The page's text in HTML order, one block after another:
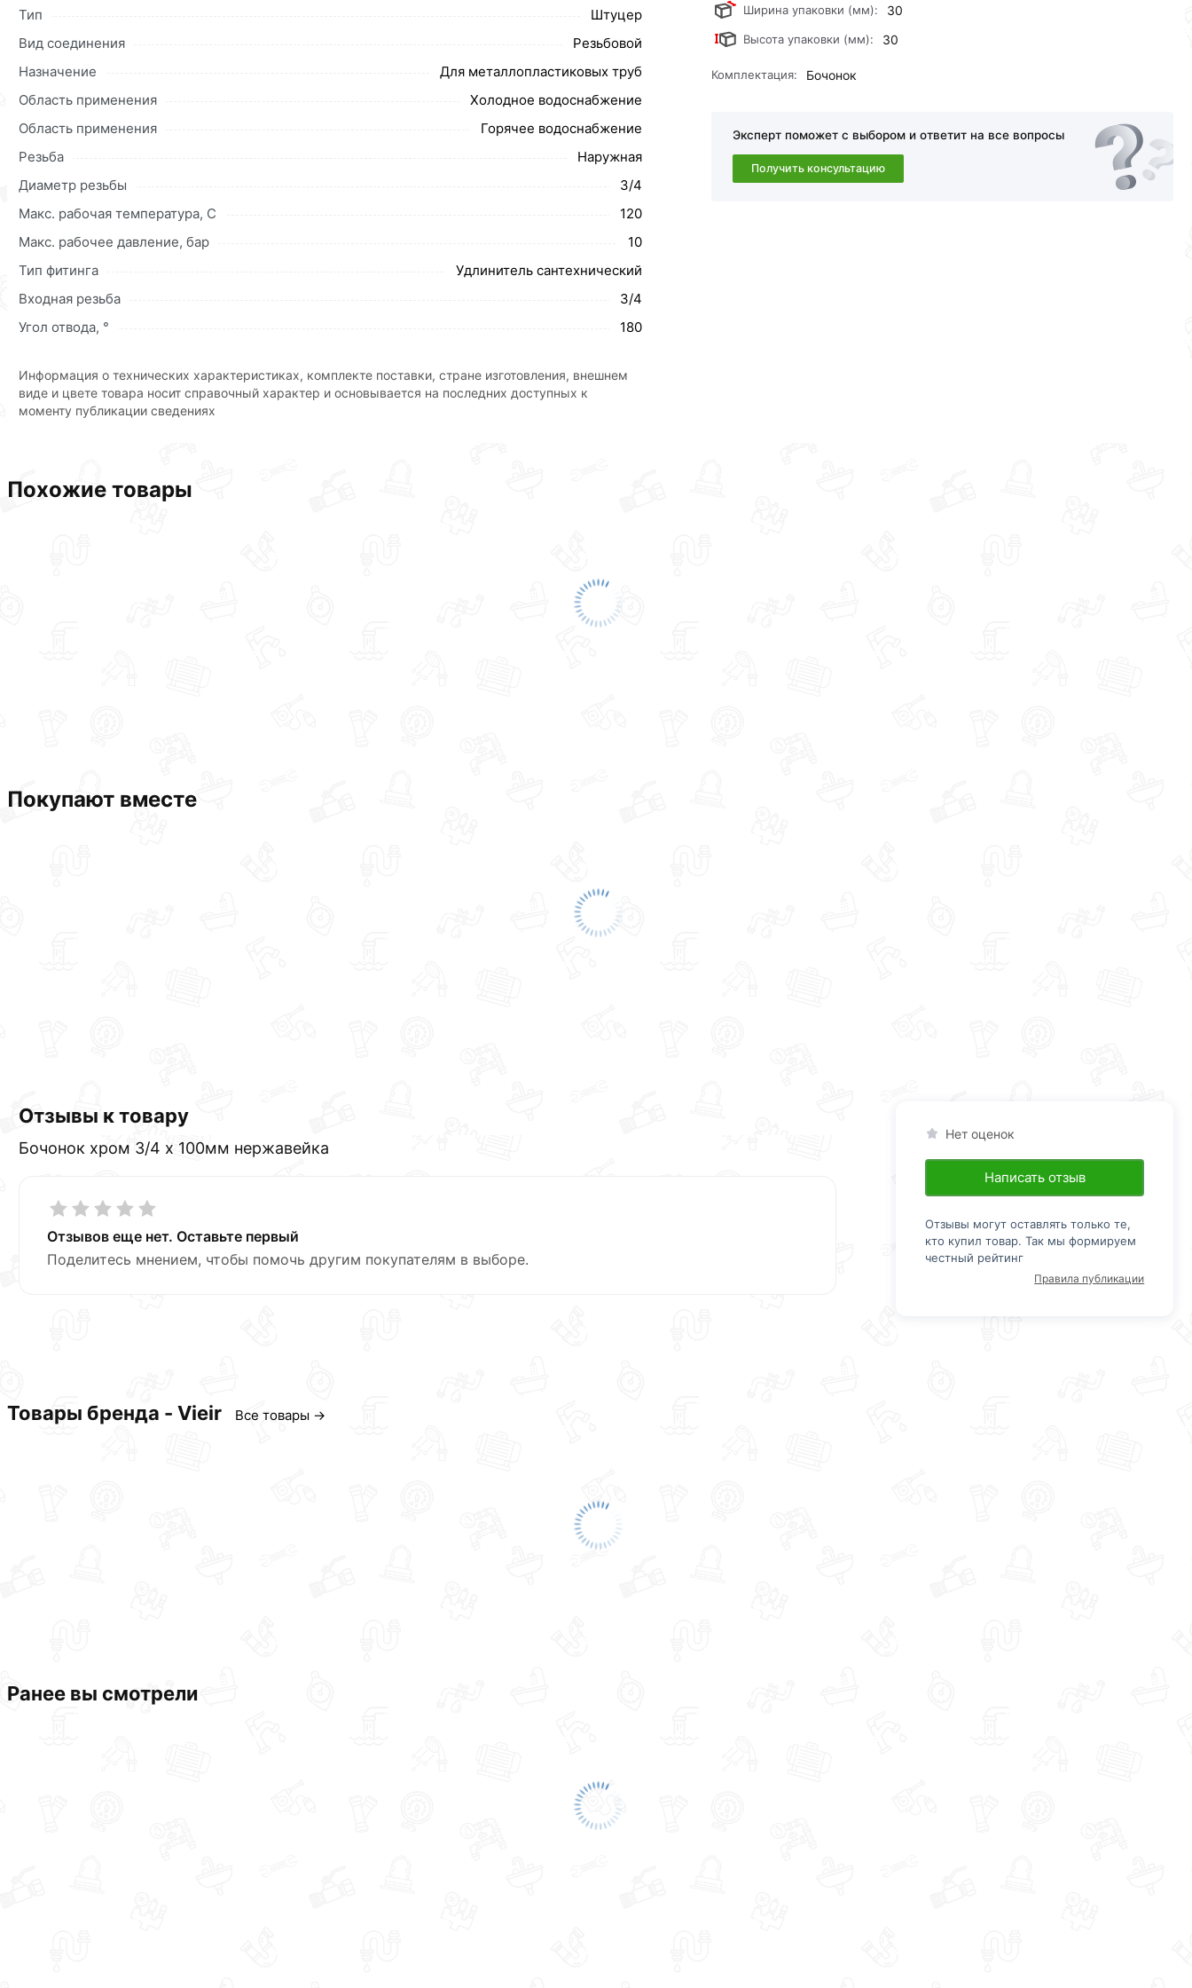
Наши профессиональные менеджеры обработают заказ и свяжутся с Вами для согласования условий
доставки или самовывоза.Перед оформлением онлайн заказа рекомендуем ознакомиться с
описанием, характеристиками и отзывами.
Данний товар от производителя
сертифицирован, соответствует всем стандартам качества. Возврат
Тип
Штуцер
Вид соединения
Резьбовой
Назначение
Для металлопластиковых труб
Область применения
Холодное водоснабжение
Область применения
Горячее водоснабжение
Резьба
Наружная
Диаметр резьбы
3/4
Макс. рабочая температура, C
120
Макс. рабочее давление, бар
10
Тип фитинга
Удлинитель сантехнический
Входная резьба
3/4
Угол отвода, °
180
Информация о технических характеристиках, комплекте поставки, стране изготовления, внешнем
виде и цвете товара носит справочный характер и основывается на последних доступных к
моменту публикации сведениях
Ширина упаковки (мм): 30
Высота упаковки (мм): 30
Комплектация: Бочонок
Эксперт поможет с выбором и ответит на все вопросы
Получить консультацию
Похожие товары
Покупают вместе
Отзывы к товару
Бочонок хром 3/4 х 100мм нержавейка
Отзывов еще нет. Оставьте первый
Поделитесь мнением, чтобы помочь другим покупателям в выборе.
Нет оценок
Написать отзыв
Отзывы могут оставлять только те,
кто купил товар. Так мы формируем
честный рейтинг
Правила публикации
Товары бренда - Vieir Все товары →
Ранее вы смотрели